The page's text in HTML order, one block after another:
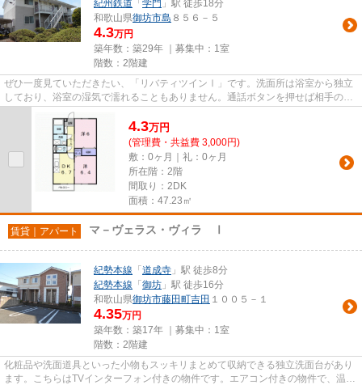
紀州鉄道 「 学門 」駅 徒歩18分
和歌山県御坊市島 ８５６－５
4.3万円
築年数：築29年 ｜募集中： 1室
階数：2階建
ぜひ一度見ていただきたい、「リバティツインⅠ」です。洗面所は浴室から独立
しており、浴室の湿気で濡れることもありません。通話ボタンを押せば相手の声
が聞けるので、会話したうえで...
4.3万円
(管理費・共益費 3,000円)
敷：0ヶ月｜礼：0ヶ月
所在階：2階
間取り：2DK
面積：47.23㎡
賃貸｜アパート マ－ヴェラス・ヴィラ Ⅰ
紀勢本線 「 道成寺 」駅 徒歩8分
紀勢本線 「 御坊 」駅 徒歩16分
和歌山県御坊市藤田町吉田 １００５－１
4.35万円
築年数：築17年 ｜募集中： 1室
階数：2階建
化粧品や洗面道具といった小物もスッキリまとめて収納できる独立洗面台があり
ます。こちらはTVインターフォン付きの物件です。エアコン付きの物件で、温度